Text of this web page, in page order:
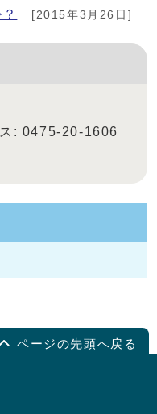
[2015年3月26日]
: 0475-20-1606
ページの先頭へ戻る